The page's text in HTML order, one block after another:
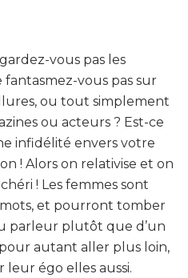
vous pas les
fantasmez-vous pas sur
ou tout simplement
ou acteurs ? Est-ce
infidélité envers votre
! Alors on relativise et on
! Les femmes sont
et pourront tomber
parleur plutôt que d’un
autant aller plus loin,
égo elles aussi.